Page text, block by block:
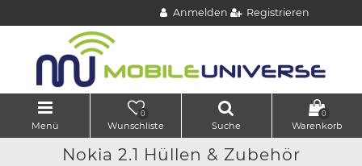
Anmelden Registrieren
Menü
0
Wunschliste Suche
0
Warenkorb
Nokia 2.1 Hüllen & Zubehör